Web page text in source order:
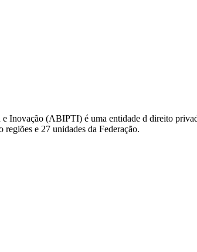
Inovação (ABIPTI) é uma entidade d direito
e 27 unidades da Federação.